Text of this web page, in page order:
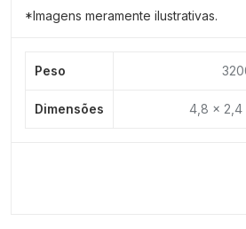
*Imagens meramente ilustrativas.
Peso
Dimensões 4,8 × 2,4